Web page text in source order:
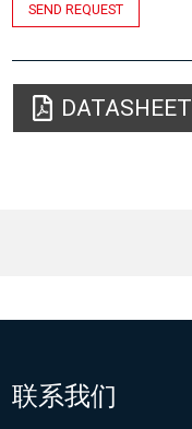
SEND REQUEST
DATASHEET
联系我们